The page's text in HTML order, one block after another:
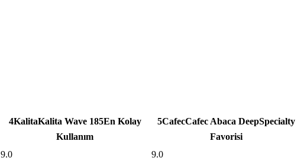
4KalitaKalita Wave 185En Kolay
Kullanım
5CafecCafec Abaca DeepSpecialty
Favorisi
9.0
9.0